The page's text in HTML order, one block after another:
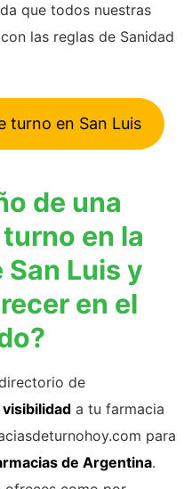
que todos nuestras
las reglas de Sanidad
turno en San Luis
de una
en la
Luis y
en el
de
visibilidad a tu farmacia
para
de Argentina.